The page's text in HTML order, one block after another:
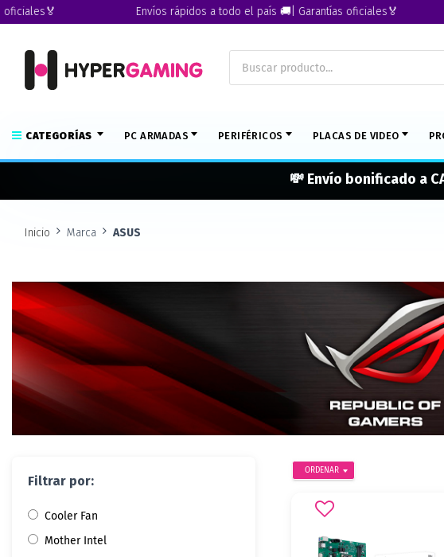
Envíos rápidos a todo el país 🚚| Garantías oficiales🏅
CATEGORÍAS PC ARMADAS PERIFÉRICOS PLACAS DE VIDEO
💸 Envío bonificado a
Inicio Marca ASUS
Filtrar por:
Cooler Fan
Mother Intel
ORDENAR